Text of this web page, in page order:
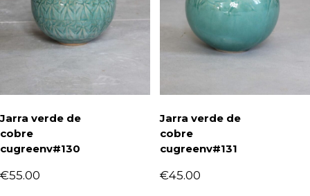
Jarra verde de
cobre
cugreenv#130
55.00
€
Jarra verde de
cobre
cugreenv#131
45.00
€